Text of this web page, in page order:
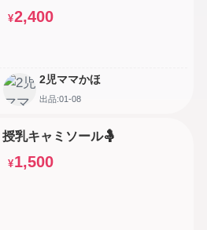
¥2,400
2児ママかほ
出品:01-08
授乳キャミソール🤱
¥1,500